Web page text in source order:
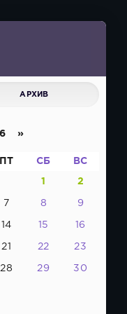
АРХИВ
»
ПТ СБ ВС
1 2
7 8 9
14 15 16
21 22 23
28 29 30